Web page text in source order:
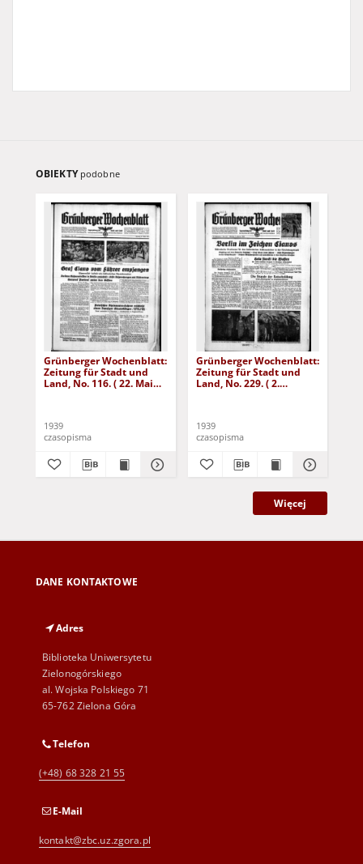
OBIEKTY podobne
Grünberger Wochenblatt:
Zeitung für Stadt und
Land, No. 116. ( 22. Mai
1939
czasopisma
Grünberger Wochenblatt:
Zeitung für Stadt und
Land, No. 229. ( 2.
1939
czasopisma
Więcej
DANE KONTAKTOWE
Adres
Biblioteka Uniwersytetu
Zielonogórskiego
al. Wojska Polskiego 71
65-762 Zielona Góra
Telefon
(+48) 68 328 21 55
E-Mail
kontakt@zbc.uz.zgora.pl